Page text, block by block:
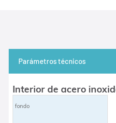
Parámetros técnicos
Interior de acero
fondo